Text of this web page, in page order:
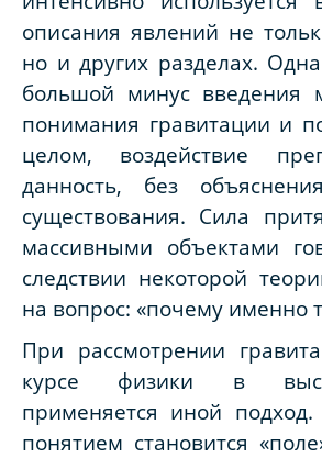
описания явлений не
но и других разделах.
большой минус введения
понимания гравитации и
целом, воздействие
данность, без
существования. Сила
массивными объектами
следствии некоторой
на вопрос: «почему именно
При рассмотрении
курсе физики в
применяется иной
понятием становится